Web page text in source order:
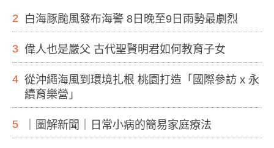
2 白海豚颱風發布海警 8日晚至9日雨勢最劇烈
3 偉人也是嚴父 古代聖賢明君如何教育子女
4 從沖繩海風到環境扎根 桃園打造「國際參訪 x 永
續育樂營」
5 ｜圖解新聞｜日常小病的簡易家庭療法